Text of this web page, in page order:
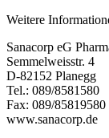
Weitere
Sanacorp eG
Semmelweisstr. 4
D-82152 Planegg
Tel.: 089/8581580
Fax: 089/85819580
www.sanacorp.de